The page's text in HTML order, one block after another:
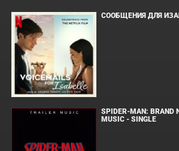
СООБЩЕНИЯ ДЛЯ
SPIDER-MAN: BRAND
MUSIC - SINGLE